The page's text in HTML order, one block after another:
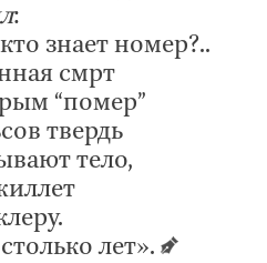
:
знает номер?..
смрт
“помер”
твердь
тело,
лет».